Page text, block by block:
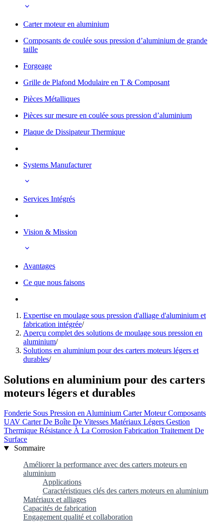
Carter moteur en aluminium
Composants de coulée sous pression d’aluminium de grande
taille
Forgeage
Grille de Plafond Modulaire en T & Composant
Pièces Métalliques
Pièces sur mesure en coulée sous pression d’aluminium
Plaque de Dissipateur Thermique
Systems Manufacturer
Services Intégrés
Vision & Mission
Avantages
Ce que nous faisons
Expertise en moulage sous pression d'alliage d'aluminium et
fabrication intégrée/
Aperçu complet des solutions de moulage sous pression en
aluminium/
Solutions en aluminium pour des carters moteurs légers et
durables/
Solutions en aluminium pour des carters
moteurs légers et durables
Fonderie Sous Pression en Aluminium Carter MoteurComposants
UAV Carter De Boîte De Vitesses Matériaux Légers Gestion
Thermique Résistance À La Corrosion Fabrication Traitement De
Surface
Sommaire
Améliorer la performance avec des carters moteurs en
aluminium
Applications
Caractéristiques clés des carters moteurs en aluminium
Matériaux et alliages
Capacités de fabrication
Engagement qualité et collaboration